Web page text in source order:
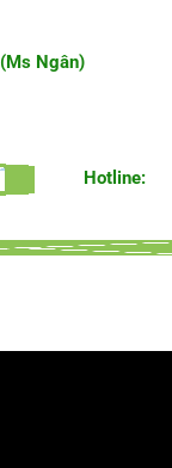
(Ms Ngân)
Hotline: